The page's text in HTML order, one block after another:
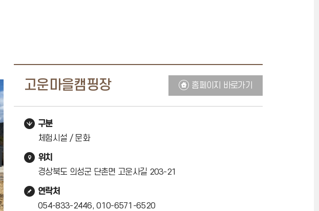
고운마을캠핑장 홈페이지 바로가기
구분
체험시설 / 문화
위치
경상북도 의성군 단촌면 고운사길 203-21
연락처
054-833-2446, 010-6571-6520